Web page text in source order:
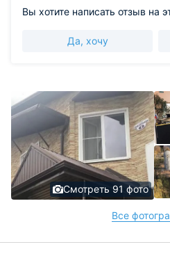
Вы хотите написать отзыв на
Да, хочу
Смотреть 91 фото
Все